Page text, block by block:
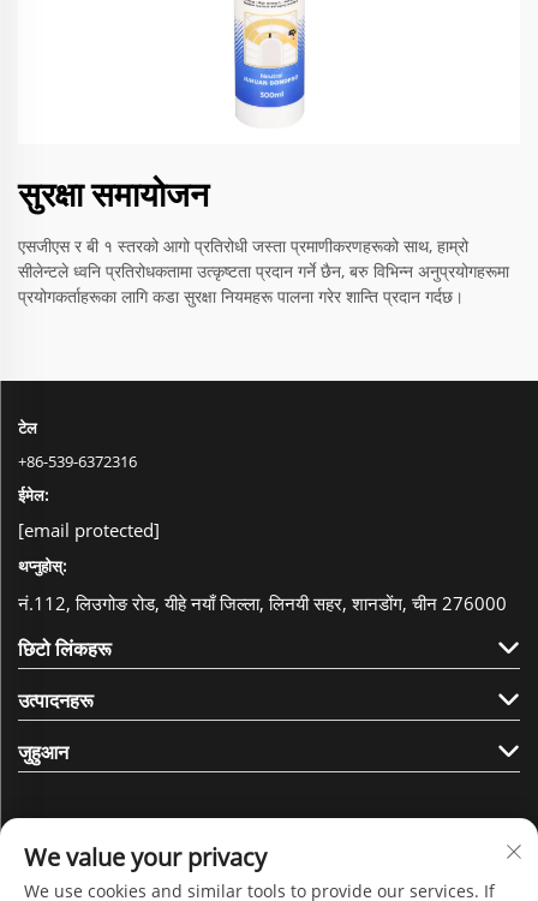
सुरक्षा समायोजन
एसजीएस र बी १ स्तरको आगो प्रतिरोधी जस्ता प्रमाणीकरणहरूको साथ, हाम्रो
सीलेन्टले ध्वनि प्रतिरोधकतामा उत्कृष्टता प्रदान गर्ने छैन, बरु विभिन्न अनुप्रयोगहरूमा
प्रयोगकर्ताहरूका लागि कडा सुरक्षा नियमहरू पालना गरेर शान्ति प्रदान गर्दछ।
टेल
+86-539-6372316
ईमेल:
[email protected]
थप्नुहोस्:
नं.112, लिउगोङ रोड, यीहे नयाँ जिल्ला, लिनयी सहर, शानडोंग, चीन 276000
छिटो लिंकहरू
उत्पादनहरू
जुहुआन
We value your privacy
We use cookies and similar tools to provide our services. If